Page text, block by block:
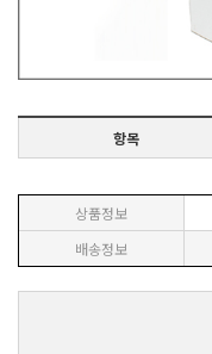
항목
상품정보
배송정보